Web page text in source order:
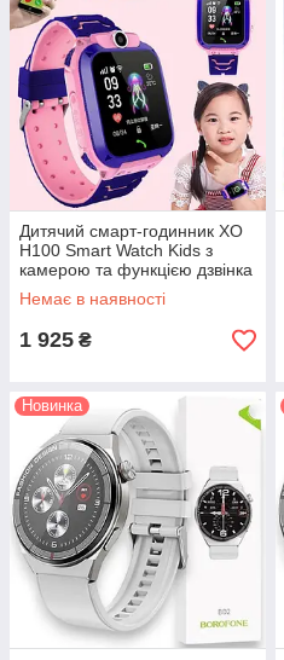
Дитячий смарт-годинник XO
H100 Smart Watch Kids з
камерою та функцією дзвінка
Розумний годинник з GPS-
трекером, рожевий
Немає в наявності
1 925 ₴
Новинка